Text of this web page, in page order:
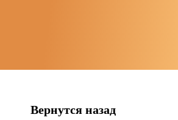
Вернутся назад